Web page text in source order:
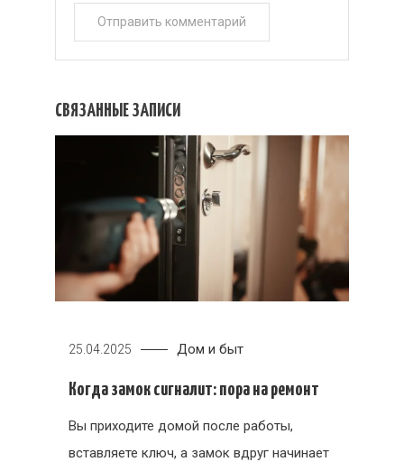
СВЯЗАННЫЕ ЗАПИСИ
25.04.2025 Дом и быт
Когда замок сигналит: пора на ремонт
Вы приходите домой после работы,
вставляете ключ, а замок вдруг начинает